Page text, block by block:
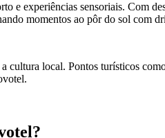
e experiências sensoriais. Com
momentos ao pôr do sol com
local. Pontos turísticos